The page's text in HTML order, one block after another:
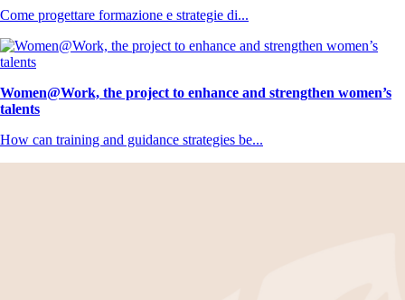
Come progettare formazione e strategie di...
Women@Work, the project to enhance and strengthen women’s
talents
How can training and guidance strategies be...